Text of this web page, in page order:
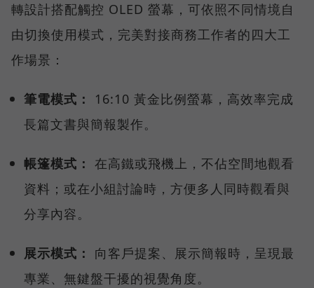
轉設計搭配觸控 OLED 螢幕，可依照不同情境自
由切換使用模式，完美對接商務工作者的四大工
作場景：
筆電模式：
16:10 黃金比例螢幕，高效率完成
長篇文書與簡報製作。
帳篷模式： 在高鐵或飛機上，不佔空間地觀看
資料；或在小組討論時，方便多人同時觀看與
分享內容。
展示模式：
向客戶提案、展示簡報時，呈現最
專業、無鍵盤干擾的視覺角度。